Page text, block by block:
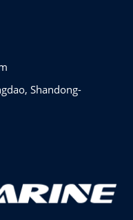
Shandong-